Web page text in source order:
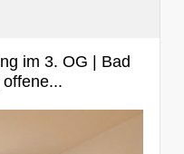
im 3. OG | Bad